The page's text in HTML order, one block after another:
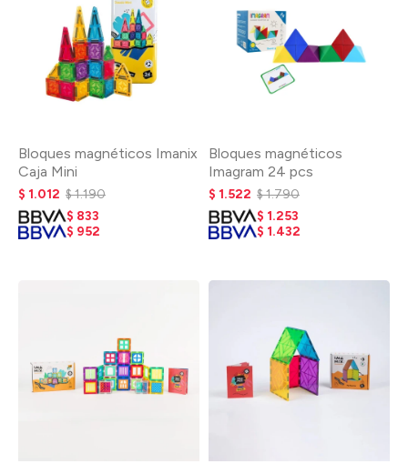
Bloques magnéticos Imanix
Caja Mini
$ 1.012 $1.190
$ 833
$ 952
Bloques magnéticos
Imagram 24 pcs
$ 1.522 $1.790
$ 1.253
$ 1.432